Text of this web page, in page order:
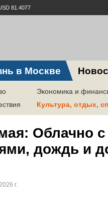
81.4077
в Москве
Экономика и
Культура, отдых,
Облачно с
дождь и
г.